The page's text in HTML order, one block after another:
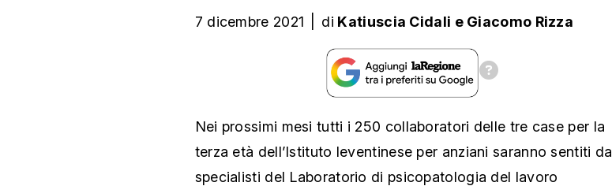
7 dicembre 2021 di Katiuscia Cidali e Giacomo Rizza
Nei prossimi mesi tutti i 250 collaboratori delle tre case per la
terza età dell’Istituto leventinese per anziani saranno sentiti
specialisti del Laboratorio di psicopatologia del lavoro